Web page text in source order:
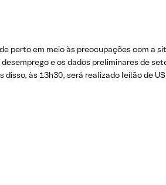
perto em meio às preocupações com a
e os dados preliminares de
às 13h30, será realizado leilão de